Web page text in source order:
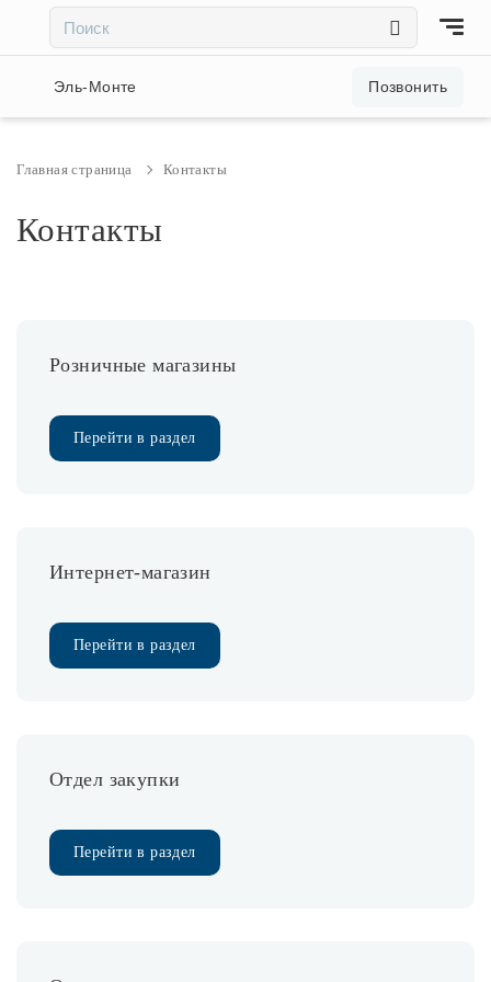
Акции и скидки
Розетки и выключатели
Предметы интерьера
Эль-Монте Позвонить
Главная страница Контакты
Контакты
Розничные магазины
Перейти в раздел
Интернет-магазин
Перейти в раздел
Отдел закупки
Перейти в раздел
××